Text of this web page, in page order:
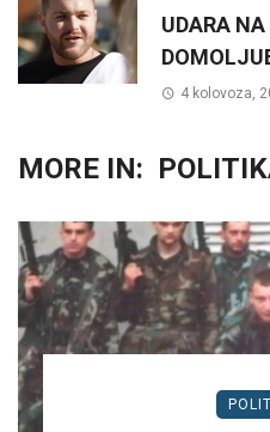
UDARA
4 kolovoza,
MORE IN: